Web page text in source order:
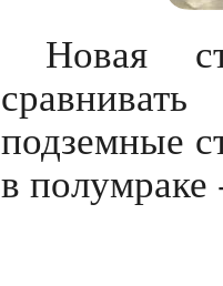
Новая
подземные
в полумраке